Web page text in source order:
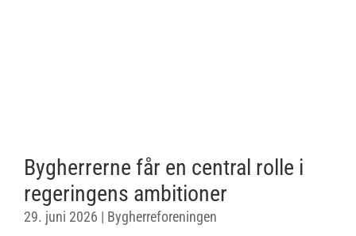
Bygherrerne får en central rolle i
regeringens ambitioner
29. juni 2026 | Bygherreforeningen